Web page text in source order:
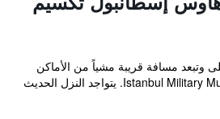
مسافة قريبة مشياً من الأماكن
الجاذبة للسياح، منها: Istanbul Military Museum. يتواجد النزل الحديث